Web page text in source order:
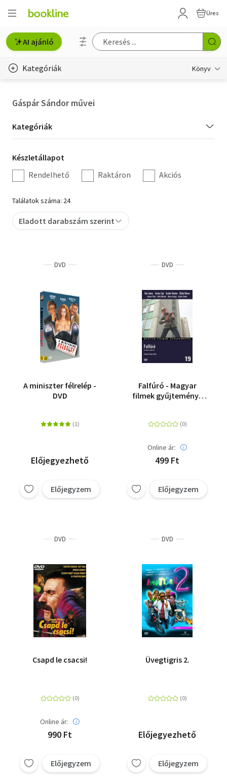
Üres
AI ajánló
Kategóriák Könyv
Hobbi, szabadidő
Irodalom
Művészet
Szakkönyv
Tankönyv, segédkönyv
Társadalomtudomány
Természettudomány
Történelem
Gáspár Sándor művei
Kategória
szűrés
Kategóriák
Készletállapot
szűrés
Készletállapot
Rendelhető
Raktáron Akciós
Találatok száma: 24
Eladott darabszám szerint
DVD
A miniszter félrelép -
DVD
Előjegyezhető
Előjegyzem
DVD
Falfúró - Magyar
filmek gyűjteménye
Online ár:
499 Ft
Előjegyzem
DVD
Csapd le csacsi!
Online ár:
990 Ft
Előjegyzem
DVD
Üvegtigris 2.
Előjegyezhető
Előjegyzem